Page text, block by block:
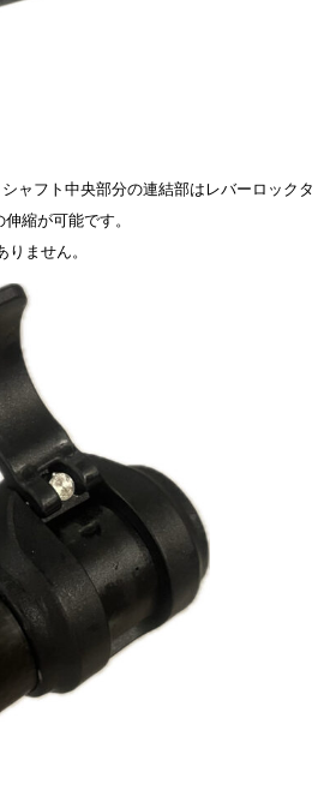
ャフト中央部分の連結部はレバーロックタ
縮が可能です。
ません。